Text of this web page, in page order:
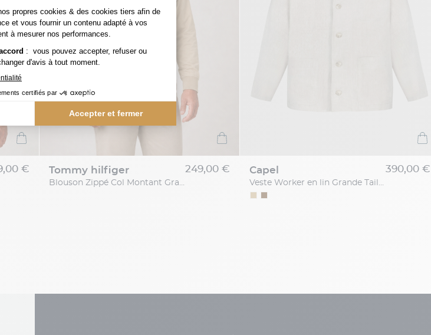
€ tommy hilfiger
Blouson Zippé Col Montant Grande Taille Beige
249,00 € capel
Veste Worker en lin Grande Taille Beige
390,00 €